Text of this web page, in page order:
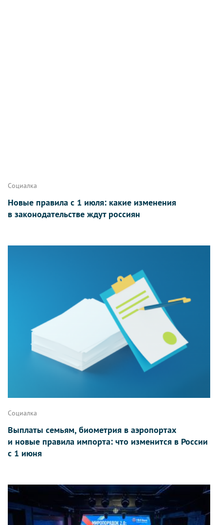
Социалка
Новые правила с 1 июля: какие изменения
в законодательстве ждут россиян
Социалка
Выплаты семьям, биометрия в аэропортах
и новые правила импорта: что изменится в России
с 1 июня